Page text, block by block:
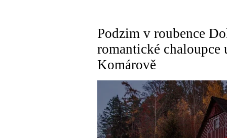
Podzim v roubence
romantické
Komárově